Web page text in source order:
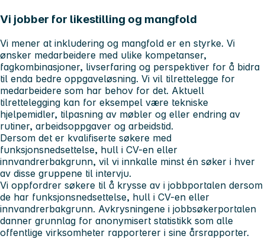
Vi jobber for likestilling og mangfold
Vi mener at inkludering og mangfold er en styrke. Vi
ønsker medarbeidere med ulike kompetanser,
fagkombinasjoner, livserfaring og perspektiver for å bidra
til enda bedre oppgaveløsning. Vi vil tilrettelegge for
medarbeidere som har behov for det. Aktuell
tilrettelegging kan for eksempel være tekniske
hjelpemidler, tilpasning av møbler og eller endring av
rutiner, arbeidsoppgaver og arbeidstid.
Dersom det er kvalifiserte søkere med
funksjonsnedsettelse, hull i CV-en eller
innvandrerbakgrunn, vil vi innkalle minst én søker i hver
av disse gruppene til intervju.
Vi oppfordrer søkere til å krysse av i jobbportalen dersom
de har funksjonsnedsettelse, hull i CV-en eller
innvandrerbakgrunn. Avkrysningene i jobbsøkerportalen
danner grunnlag for anonymisert statistikk som alle
offentlige virksomheter rapporterer i sine årsrapporter.